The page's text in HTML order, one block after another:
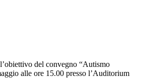
del convegno “Autismo
alle ore 15.00 presso l’Auditorium